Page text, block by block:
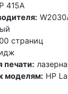
415A
страниц
печати:
моделям: HP